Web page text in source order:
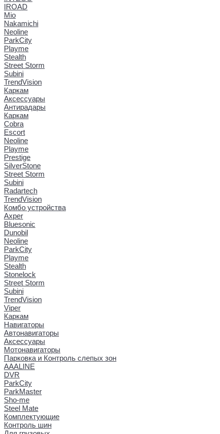
IROAD
Mio
Nakamichi
Neoline
ParkCity
Playme
Stealth
Street Storm
Subini
TrendVision
Каркам
Аксессуары
Антирадары
Каркам
Cobra
Escort
Neoline
Playme
Prestige
SilverStone
Street Storm
Subini
Radartech
TrendVision
Комбо устройства
Axper
Bluesonic
Dunobil
Neoline
ParkCity
Playme
Stealth
Stonelock
Street Storm
Subini
TrendVision
Viper
Каркам
Навигаторы
Автонавигаторы
Аксессуары
Мотонавигаторы
Парковка и Контроль слепых зон
AAALINE
DVR
ParkCity
ParkMaster
Sho-me
Steel Mate
Комплектующие
Контроль шин